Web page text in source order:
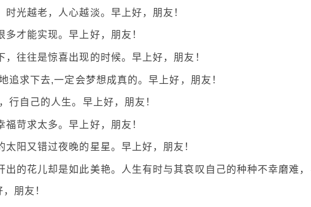
光越老，人心越淡。早上好，朋友！
才能实现。早上好，朋友！
往往是惊喜出现的时候。早上好，朋友！
追求下去,一定会梦想成真的。早上好，朋友！
行自己的人生。早上好，朋友！
苛求太多。早上好，朋友！
阳又错过夜晚的星星。早上好，朋友！
出的花儿却是如此美艳。人生有时与其哀叹自己的种种不幸磨难
朋友！